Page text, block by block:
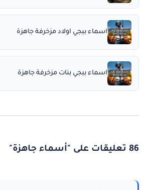
اسماء ببجي اولاد مزخرفة جاهزة
اسماء ببجي بنات مزخرفة جاهزة
86 تعليقات على "أسماء جاهزة"